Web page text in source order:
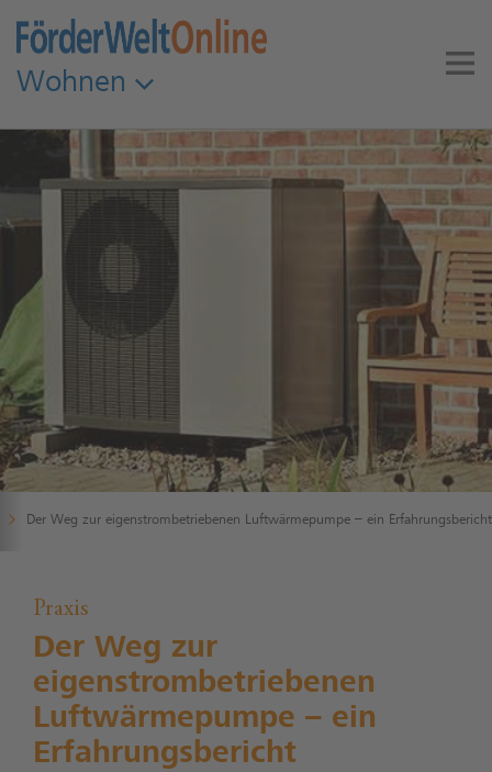
Wohnen
Der Weg zur eigenstrombetriebenen Luftwärmepumpe – ein Erfahrungsbericht
Praxis
Der Weg zur
eigenstrombetriebenen
Luftwärmepumpe – ein
Erfahrungsbericht